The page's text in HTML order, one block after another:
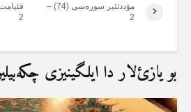
2
مۆددثثیر سورەسی (74) –
2
بو یازئ‌لار دا ایلگینیزی